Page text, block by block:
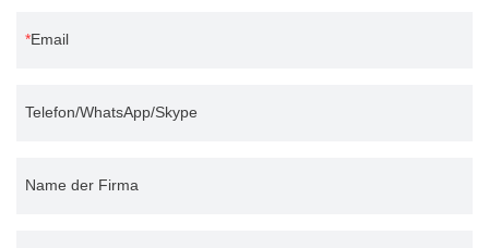
Email
Telefon/WhatsApp/Skype
Name der Firma